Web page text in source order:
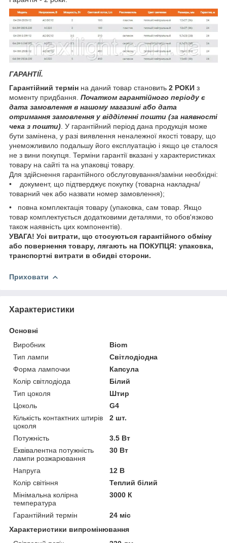
ГАРАНТІЇ.
Гарантійний термін на даний товар становить 2 РОКИ з
моменту придбання. Початком гарантійного періоду є
дата замовлення в нашому магазині або дата
отримання замовлення у відділенні пошти (за наявності
чека з пошти) . У гарантійний період дана продукція може
бути замінена, у разі виявлення неналежної якості товару, що
унеможливило подальшу його експлуатацію і якщо це сталося
не з вини покупця. Терміни гарантії вказані у характеристиках
товару на сайті та на упаковці товару.
Для здійснення гарантійного обслуговування/заміни необхідні:
• документ, що підтверджує покупку (товарна накладна/
товарний чек або назвати номер замовлення);
• повна комплектація товару (упаковка, сам товар. Якщо
товар комплектується додатковими деталями, то обов'язково
також наявність цих компонентів).
УВАГА! Усі витрати, що стосуються гарантійного обміну
або повернення товару, лягають на ПОКУПЦЯ: упаковка,
транспортні витрати в обидві сторони.
Приховати
Характеристики
Основні
Виробник
Biom
Тип лампи
Світлодіодна
Форма лампочки
Капсула
Колір світлодіода
Білий
Тип цоколя
Штир
Цоколь
G4
Кількість контактних штирів
цоколя
2 шт.
Потужність
3.5 Вт
Еквівалентна потужність
лампи розжарювання
30 Вт
Напруга
12 В
Колір світіння
Теплий білий
Мінімальна колірна
температура
3000 К
Гарантійний термін
24 міс
Характеристики випромінювання